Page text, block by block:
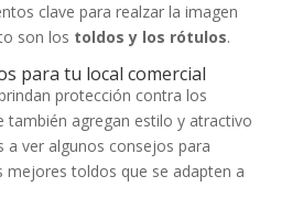
clave para realzar la imagen
son los toldos y los rótulos.
para tu local comercial
protección contra los
también agregan estilo y atractivo
a ver algunos consejos para
mejores toldos que se adapten a